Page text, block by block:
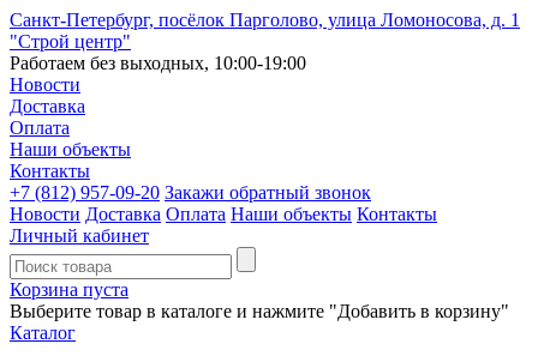
Санкт-Петербург, посёлок Парголово, улица Ломоносова, д. 1
"Строй центр"
Работаем без выходных, 10:00-19:00
Новости
Доставка
Оплата
Наши объекты
Контакты
+7 (812) 957-09-20 Закажи обратный звонок
Новости Доставка Оплата Наши объекты Контакты
Личный кабинет
Корзина пуста
Выберите товар в каталоге и нажмите "Добавить в корзину"
Каталог